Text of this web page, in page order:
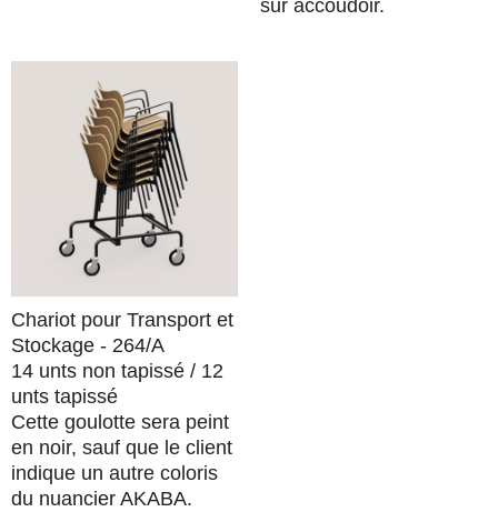
sur accoudoir.
Chariot pour Transport et
Stockage - 264/A
14 unts non tapissé / 12
unts tapissé
Cette goulotte sera peint
en noir, sauf que le client
indique un autre coloris
du nuancier AKABA.